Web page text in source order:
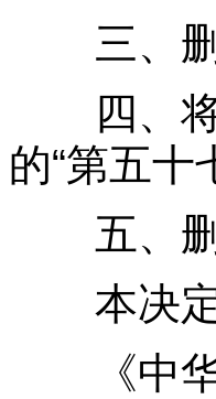
三、删
四、将
的“第五十
五、删
本决定
《中华